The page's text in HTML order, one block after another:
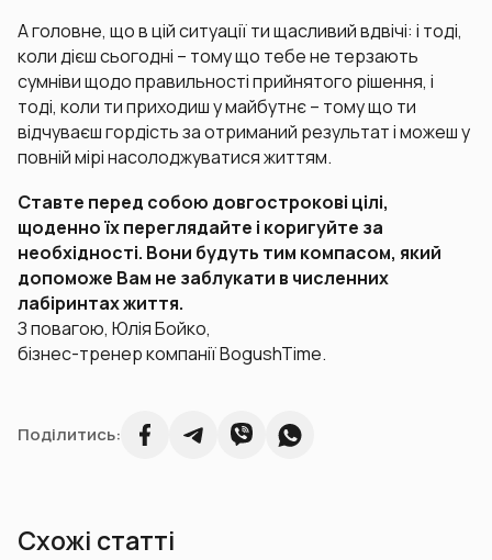
А головне, що в цій ситуації ти щасливий вдвічі: і тоді,
коли дієш сьогодні – тому що тебе не терзають
сумніви щодо правильності прийнятого рішення, і
тоді, коли ти приходиш у майбутнє – тому що ти
відчуваєш гордість за отриманий результат і можеш у
повній мірі насолоджуватися життям.
Ставте перед собою довгострокові цілі,
щоденно їх переглядайте і коригуйте за
необхідності. Вони будуть тим компасом, який
допоможе Вам не заблукати в численних
лабіринтах життя.
З повагою, Юлія Бойко,
бізнес-тренер компанії BogushTime.
Поділитись:
Схожі статті